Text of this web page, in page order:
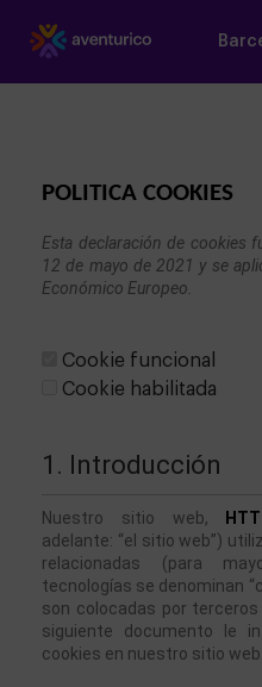
POLITICA COOKIES
Esta declaración de cookies
12 de mayo de 2021 y se
Económico Europeo.
Cookie funcional
Cookie habilitada
1. Introducción
Nuestro sitio web,
adelante: “el sitio web”)
relacionadas (para
tecnologías se denominan
son colocadas por
siguiente documento le
cookies en nuestro sitio web.